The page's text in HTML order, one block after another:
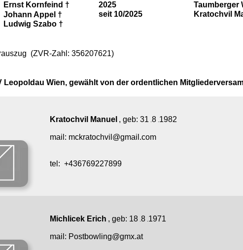
Ernst Kornfeind † 2025
Taumberger
Johann Appel † seit 10/2025
Kratochvil
Ludwig Szabo †
(ZVR-Zahl: 356207621)
Leopoldau Wien, gewählt von der ordentlichen
Kratochvil Manuel , geb: 31 .8 .1982
mail: mckratochvil@gmail.com
tel: +436769227899
Michlicek Erich , geb: 18 .8 .1971
mail: Postbowling@gmx.at